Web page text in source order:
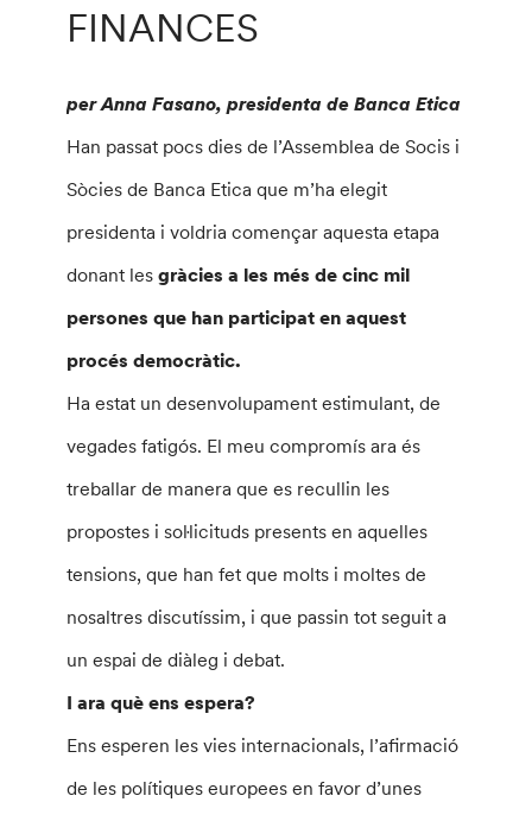
FINANCES
per Anna Fasano, presidenta de Banca Etica
Han passat pocs dies de l’Assemblea de Socis i
Sòcies de Banca Etica que m’ha elegit
presidenta i voldria començar aquesta etapa
donant lesgràcies a les més de cinc mil
persones que han participat en aquest
procés democràtic.
Ha estat un desenvolupament estimulant, de
vegades fatigós. El meu compromís ara és
treballar de manera que es recullin les
propostes i soŀlicituds presents en aquelles
tensions, que han fet que molts i moltes de
nosaltres discutíssim, i que passin tot seguit a
un espai de diàleg i debat.
I ara què ens espera?
Ens esperen les vies internacionals, l’afirmació
de les polítiques europees en favor d’unes